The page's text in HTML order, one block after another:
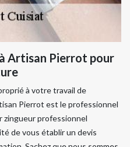
Artisan Pierrot pour
à votre travail de
Pierrot est le professionnel
zingueur professionnel
de vous établir un devis